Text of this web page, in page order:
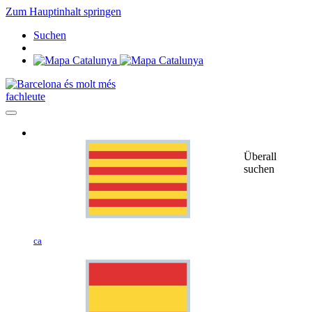
Zum Hauptinhalt springen
Suchen
fachleute
ca
Überall
suchen